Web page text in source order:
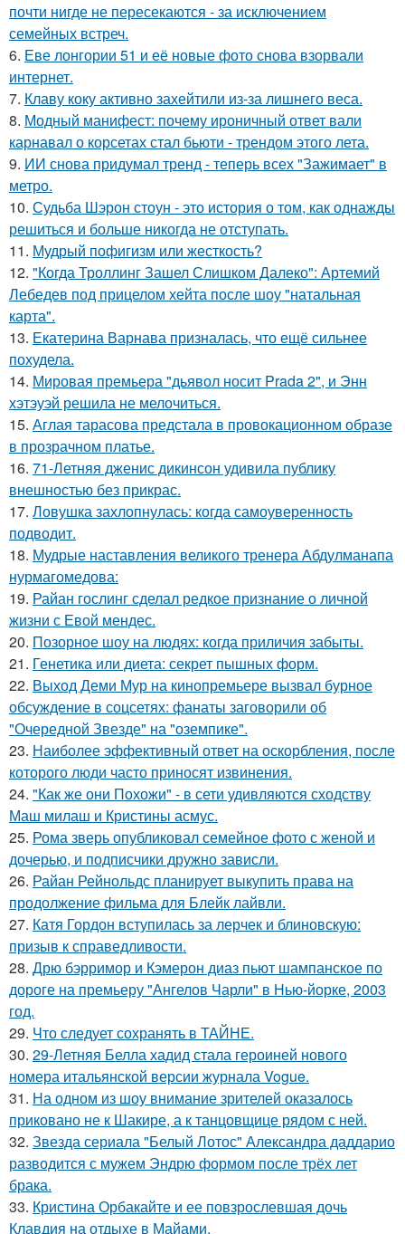
почти нигде не пересекаются - за исключением
семейных встреч.
6. Еве лонгории 51 и её новые фото снова взорвали
интернет.
7. Клаву коку активно захейтили из-за лишнего веса.
8. Модный манифест: почему ироничный ответ вали
карнавал о корсетах стал бьюти - трендом этого лета.
9. ИИ снова придумал тренд - теперь всех "Зажимает" в
метро.
10. Судьба Шэрон стоун - это история о том, как однажды
решиться и больше никогда не отступать.
11. Мудрый пофигизм или жесткость?
12. "Когда Троллинг Зашел Слишком Далеко": Артемий
Лебедев под прицелом хейта после шоу "натальная
карта".
13. Екатерина Варнава призналась, что ещё сильнее
похудела.
14. Мировая премьера "дьявол носит Prada 2", и Энн
хэтэуэй решила не мелочиться.
15. Аглая тарасова предстала в провокационном образе
в прозрачном платье.
16. 71-Летняя дженис дикинсон удивила публику
внешностью без прикрас.
17. Ловушка захлопнулась: когда самоуверенность
подводит.
18. Мудрые наставления великого тренера Абдулманапа
нурмагомедова:
19. Райан гослинг сделал редкое признание о личной
жизни с Евой мендес.
20. Позорное шоу на людях: когда приличия забыты.
21. Генетика или диета: секрет пышных форм.
22. Выход Деми Мур на кинопремьере вызвал бурное
обсуждение в соцсетях: фанаты заговорили об
"Очередной Звезде" на "оземпике".
23. Наиболее эффективный ответ на оскорбления, после
которого люди часто приносят извинения.
24. "Как же они Похожи" - в сети удивляются сходству
Маш милаш и Кристины асмус.
25. Рома зверь опубликовал семейное фото с женой и
дочерью, и подписчики дружно зависли.
26. Райан Рейнольдс планирует выкупить права на
продолжение фильма для Блейк лайвли.
27. Катя Гордон вступилась за лерчек и блиновскую:
призыв к справедливости.
28. Дрю бэрримор и Кэмерон диаз пьют шампанское по
дороге на премьеру "Ангелов Чарли" в Нью-йорке, 2003
год.
29. Что следует сохранять в ТАЙНЕ.
30. 29-Летняя Белла хадид стала героиней нового
номера итальянской версии журнала Vogue.
31. На одном из шоу внимание зрителей оказалось
приковано не к Шакире, а к танцовщице рядом с ней.
32. Звезда сериала "Белый Лотос" Александра даддарио
разводится с мужем Эндрю формом после трёх лет
брака.
33. Кристина Орбакайте и ее повзрослевшая дочь
Клавдия на отдыхе в Майами.